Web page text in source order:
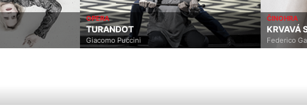
OPERA
TURANDOT
Giacomo Puccini
ČINOHRA
KRVAVÁ SVATBA
Federico García Lorca